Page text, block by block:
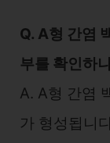
Q. A형 간염
부를 확인하
A. A형 간염
가 형성됩니